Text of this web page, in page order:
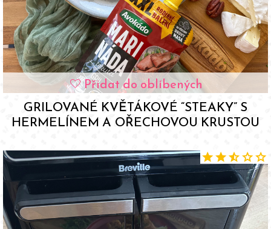
favoritePřidat do oblíbených
GRILOVANÉ KVĚTÁKOVÉ “STEAKY” S
HERMELÍNEM A OŘECHOVOU KRUSTOU
starstarstar_halfstarstar